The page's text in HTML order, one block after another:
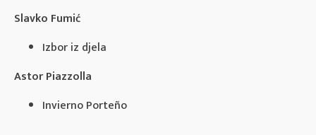
Slavko Fumić
Izbor iz djela
Astor Piazzolla
Invierno Porteño